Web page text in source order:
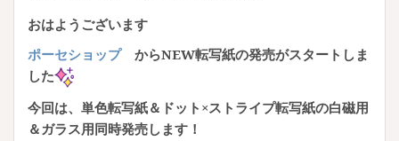
おはようございます
ポーセショップ
からNEW転写紙の発売がスタートしま
した
今回は、単色転写紙＆ドット×ストライプ転写紙の白磁用
＆ガラス用同時発売します！